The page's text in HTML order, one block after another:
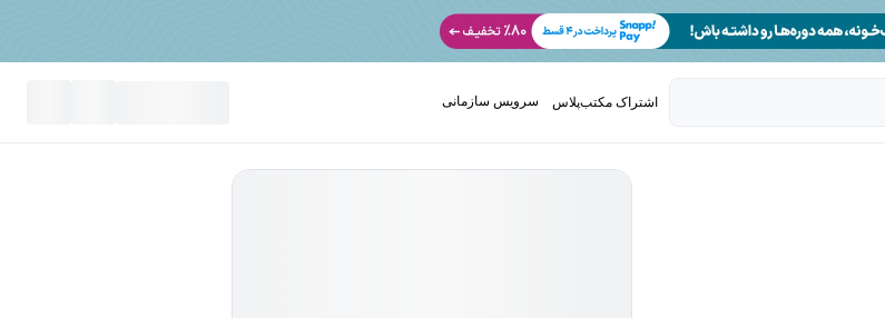
اشتراک مکتب‌پلاس سرویس سازمانی